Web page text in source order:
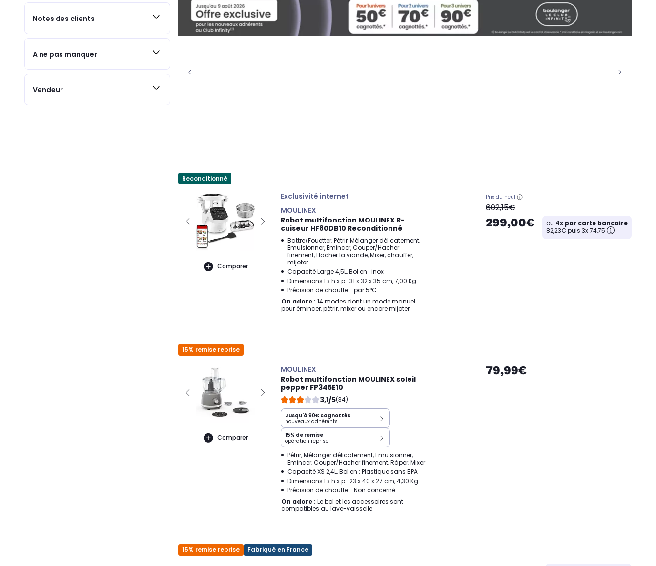
Notes des clients
A ne pas manquer
Vendeur
Reconditionné
Comparer
Exclusivité internet
MOULINEX
Robot multifonction MOULINEX R-
cuiseur HF80DB10 Reconditionné
Battre/Fouetter, Pétrir, Mélanger délicatement,
Emulsionner, Emincer, Couper/Hacher
finement, Hacher la viande, Mixer, chauffer,
mijoter
Capacité Large 4,5L, Bol en : inox
Dimensions l x h x p : 31 x 32 x 35 cm, 7,00 Kg
Précision de chauffe: : par 5°C
On adore : 14 modes dont un mode manuel
pour émincer, pétrir, mixer ou encore mijoter
Prix du neuf
oldPrice
602,15€
299,00€ ou 4x par carte bancaire
82,23€ puis 3x 74,75
15% remise reprise
Comparer
MOULINEX
Robot multifonction MOULINEX soleil
pepper FP345E10
3,1/5(34)
Jusqu'à 90€ cagnottés
nouveaux adhérents
15% de remise
opération reprise
Pétrir, Mélanger délicatement, Emulsionner,
Emincer, Couper/Hacher finement, Râper, Mixer
Capacité XS 2,4L, Bol en : Plastique sans BPA
Dimensions l x h x p : 23 x 40 x 27 cm, 4,30 Kg
Précision de chauffe: : Non concerné
On adore : Le bol et les accessoires sont
compatibles au lave-vaisselle
79,99€
15% remise reprise Fabriqué en France